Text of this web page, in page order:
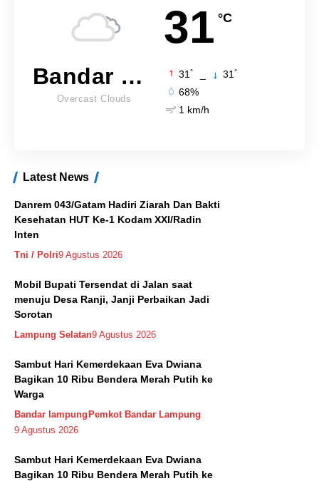
31 °C
Bandar Lampung
Overcast Clouds
31 ° 31 °
68%
1 km/h
Latest News
Danrem 043/Gatam Hadiri Ziarah Dan Bakti
Kesehatan HUT Ke-1 Kodam XXI/Radin
Inten
Tni / Polri9 Agustus 2026
Mobil Bupati Tersendat di Jalan saat
menuju Desa Ranji, Janji Perbaikan Jadi
Sorotan
Lampung Selatan9 Agustus 2026
Sambut Hari Kemerdekaan Eva Dwiana
Bagikan 10 Ribu Bendera Merah Putih ke
Warga
Bandar lampungPemkot Bandar Lampung
9 Agustus 2026
Sambut Hari Kemerdekaan Eva Dwiana
Bagikan 10 Ribu Bendera Merah Putih ke